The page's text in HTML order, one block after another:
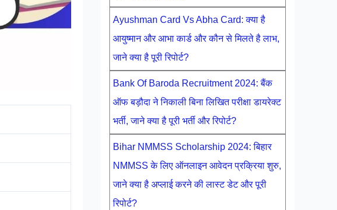
Ayushman Card Vs Abha Card: क्या है
आयुष्मान और आभा कार्ड और कौन से मिलते है लाभ,
जाने क्या है पूरी रिपोर्ट?
Bank Of Baroda Recruitment 2024: बैंक
ऑफ बड़ौदा ने निकाली बिना लिखित परीक्षा डायरेक्ट
भर्ती, जाने क्या है पूरी भर्ती और रिपोर्ट?
Bihar NMMSS Scholarship 2024: बिहार
NMMSS के लिए ऑनलाइन आवेदन प्रक्रिया शुरु,
जाने क्या है अप्लाई करने की लास्ट डेट और पूरी
रिपोर्ट?